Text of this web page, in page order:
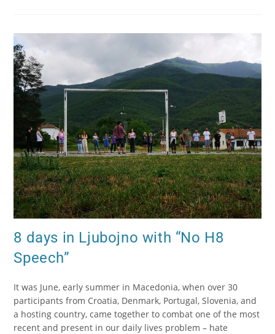
8 days in Ljubojno with “No H8
Speech”
It was June, early summer in Macedonia, when over 30
participants from Croatia, Denmark, Portugal, Slovenia, and
a hosting country, came together to combat one of the most
recent and present in our daily lives problem – hate